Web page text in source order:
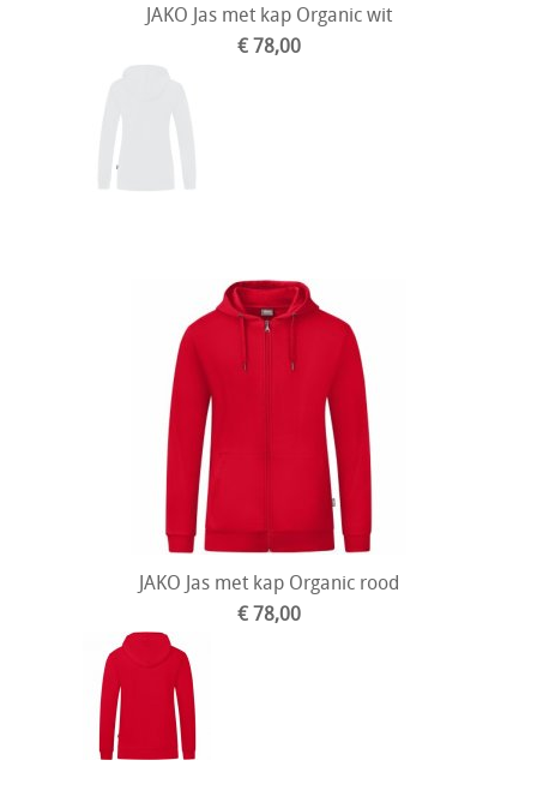
JAKO Jas met kap Organic wit
€ 78,00
JAKO Jas met kap Organic rood
€ 78,00